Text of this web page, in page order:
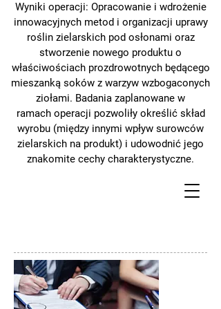
Wyniki operacji: Opracowanie i wdrożenie
innowacyjnych metod i organizacji uprawy
roślin zielarskich pod osłonami oraz
stworzenie nowego produktu o
właściwościach prozdrowotnych będącego
mieszanką soków z warzyw wzbogaconych
ziołami. Badania zaplanowane w
ramach operacji pozwoliły określić skład
wyrobu (między innymi wpływ surowców
zielarskich na produkt) i udowodnić jego
znakomite cechy charakterystyczne.